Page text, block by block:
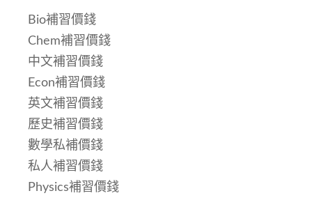
Bio補習價錢
Chem補習價錢
中文補習價錢
Econ補習價錢
英文補習價錢
歷史補習價錢
數學私補價錢
私人補習價錢
Physics補習價錢